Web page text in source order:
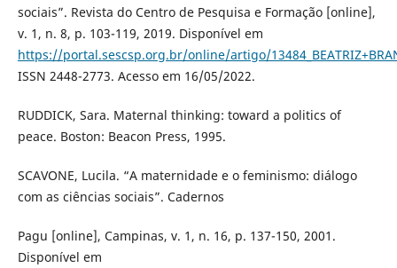
sociais”. Revista do Centro de Pesquisa e Formação [online],
v. 1, n. 8, p. 103-119, 2019. Disponível em
https://portal.sescsp.org.br/online/artigo/
ISSN 2448-2773. Acesso em 16/05/2022.
RUDDICK, Sara. Maternal thinking: toward a politics of
peace. Boston: Beacon Press, 1995.
SCAVONE, Lucila. “A maternidade e o feminismo: diálogo
com as ciências sociais”. Cadernos
Pagu [online], Campinas, v. 1, n. 16, p. 137-150, 2001.
Disponível em